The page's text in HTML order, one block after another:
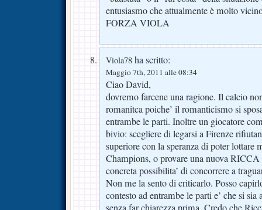
entusiasmo che attualmente è molto
FORZA VIOLA
Viola78 ha scritto:
Maggio 7th, 2011 alle 08:34
Ciao David,
dovremo farcene una ragione. Il calcio
romanitca poiche’ il romanticismo si
entrambe le parti. Inoltre un giocatore
bivio: scegliere di legarsi a Firenze
superiore con la speranza di poter lottare
Champions, o provare una nuova RICCA
concreta possibilita’ di concorrere a
Non me la sento di criticarlo. Posso
contesto ad entrambe le parti e’ che si
senza far chiarezza prima. Credo che